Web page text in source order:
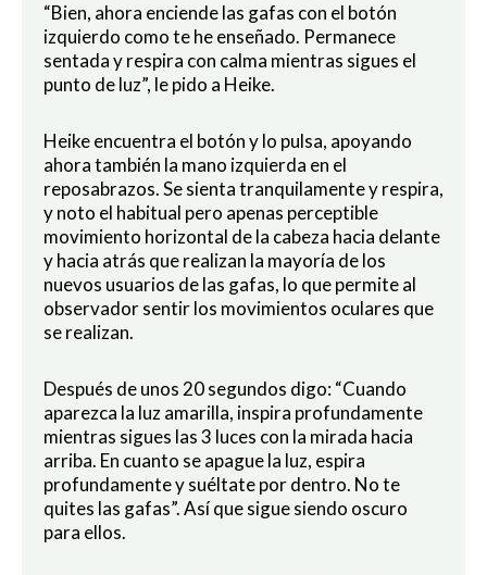
“Bien, ahora enciende las gafas con el botón
izquierdo como te he enseñado. Permanece
sentada y respira con calma mientras sigues el
punto de luz”, le pido a Heike.
Heike encuentra el botón y lo pulsa, apoyando
ahora también la mano izquierda en el
reposabrazos. Se sienta tranquilamente y respira,
y noto el habitual pero apenas perceptible
movimiento horizontal de la cabeza hacia delante
y hacia atrás que realizan la mayoría de los
nuevos usuarios de las gafas, lo que permite al
observador sentir los movimientos oculares que
se realizan.
Después de unos 20 segundos digo: “Cuando
aparezca la luz amarilla, inspira profundamente
mientras sigues las 3 luces con la mirada hacia
arriba. En cuanto se apague la luz, espira
profundamente y suéltate por dentro. No te
quites las gafas”. Así que sigue siendo oscuro
para ellos.